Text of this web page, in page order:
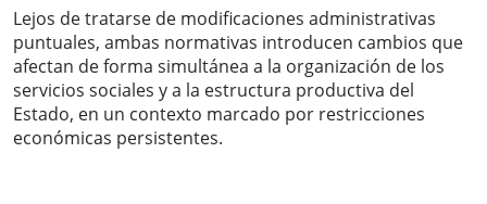
Lejos de tratarse de modificaciones administrativas
puntuales, ambas normativas introducen cambios que
afectan de forma simultánea a la organización de los
servicios sociales y a la estructura productiva del
Estado, en un contexto marcado por restricciones
económicas persistentes.